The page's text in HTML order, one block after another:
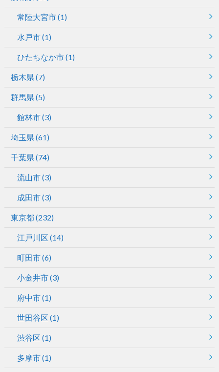
常陸大宮市(1)
水戸市(1)
ひたちなか市(1)
栃木県 (7)
群馬県 (5)
館林市(3)
埼玉県 (61)
千葉県 (74)
流山市(3)
成田市(3)
東京都(232)
江戸川区 (14)
町田市(6)
小金井市(3)
府中市(1)
世田谷区 (1)
渋谷区 (1)
多摩市(1)